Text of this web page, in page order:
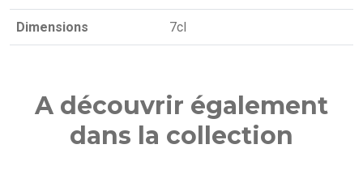
Dimensions 7cl
A découvrir également
dans la collection